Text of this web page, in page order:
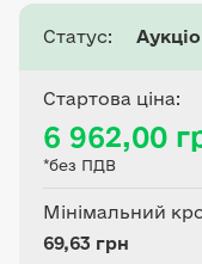
Статус:
Стартова ціна:
6 962,00
*без ПДВ
Мінімальний
69,63 грн